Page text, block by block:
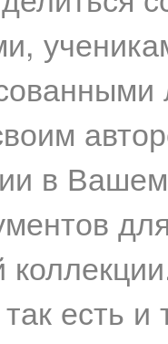
в
так есть и